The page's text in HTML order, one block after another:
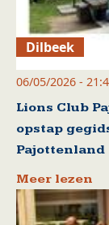
Dilbeek
06/05/2026 -
Lions Club
opstap
Pajottenland
Meer lezen